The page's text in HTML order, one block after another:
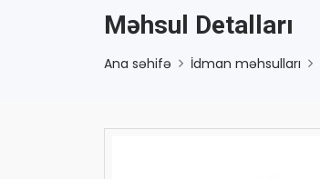
Məhsul Detalları
Ana səhifə İdman məhsulları